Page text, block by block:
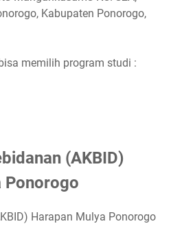
Kabupaten Ponorogo,
memilih program studi :
(AKBID)
Ponorogo
Harapan Mulya Ponorogo